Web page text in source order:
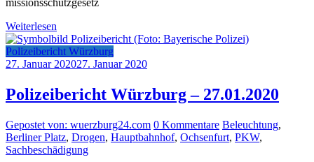
Weiterlesen
Polizeibericht Würzburg
27. Januar 202027. Januar 2020
Polizeibericht Würzburg – 27.01.2020
Gepostet von: wuerzburg24.com 0 Kommentare Beleuchtung,
Berliner Platz, Drogen, Hauptbahnhof, Ochsenfurt, PKW,
Sachbeschädigung